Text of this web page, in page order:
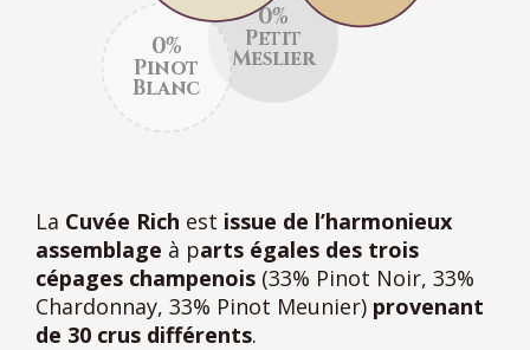
0%
Petit
Meslier
0%
Pinot
Blanc
La Cuvée Rich est issue de l’harmonieux
assemblage à parts égales des trois
cépages champenois (33% Pinot Noir, 33%
Chardonnay, 33% Pinot Meunier) provenant
de 30 crus différents.